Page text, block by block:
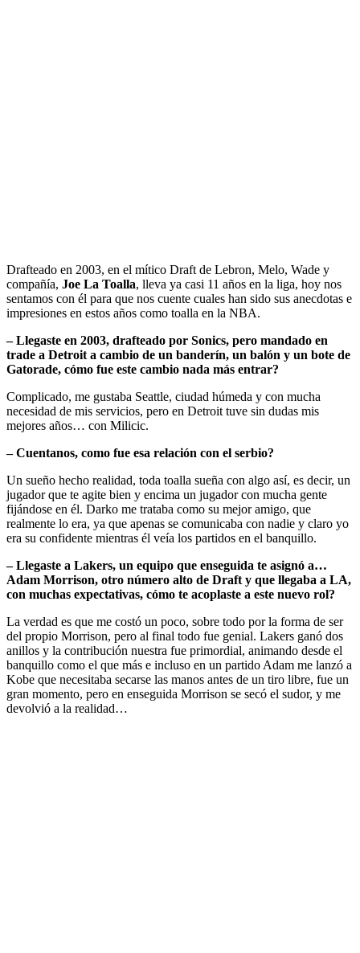
Drafteado en 2003, en el mítico Draft de Lebron, Melo, Wade y
compañía, Joe La Toalla, lleva ya casi 11 años en la liga, hoy nos
sentamos con él para que nos cuente cuales han sido sus anecdotas e
impresiones en estos años como toalla en la NBA.
– Llegaste en 2003, drafteado por Sonics, pero mandado en
trade a Detroit a cambio de un banderín, un balón y un bote de
Gatorade, cómo fue este cambio nada más entrar?
Complicado, me gustaba Seattle, ciudad húmeda y con mucha
necesidad de mis servicios, pero en Detroit tuve sin dudas mis
mejores años… con Milicic.
– Cuentanos, como fue esa relación con el serbio?
Un sueño hecho realidad, toda toalla sueña con algo así, es decir, un
jugador que te agite bien y encima un jugador con mucha gente
fijándose en él. Darko me trataba como su mejor amigo, que
realmente lo era, ya que apenas se comunicaba con nadie y claro yo
era su confidente mientras él veía los partidos en el banquillo.
– Llegaste a Lakers, un equipo que enseguida te asignó a…
Adam Morrison, otro número alto de Draft y que llegaba a LA,
con muchas expectativas, cómo te acoplaste a este nuevo rol?
La verdad es que me costó un poco, sobre todo por la forma de ser
del propio Morrison, pero al final todo fue genial. Lakers ganó dos
anillos y la contribución nuestra fue primordial, animando desde el
banquillo como el que más e incluso en un partido Adam me lanzó a
Kobe que necesitaba secarse las manos antes de un tiro libre, fue un
gran momento, pero en enseguida Morrison se secó el sudor, y me
devolvió a la realidad…